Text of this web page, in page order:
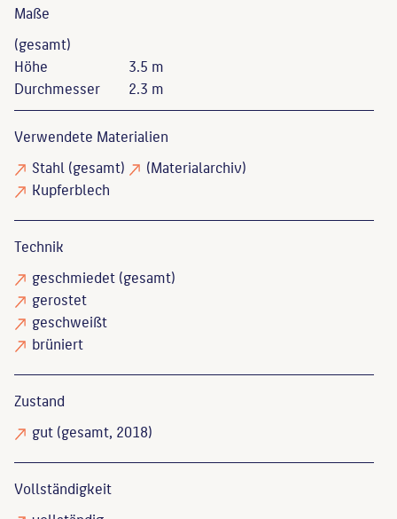
Maße
(gesamt)
Höhe
Durchmesser
3.5 m
2.3 m
Verwendete Materialien
Stahl(gesamt)
(Materialarchiv)
Kupferblech
Technik
geschmiedet(gesamt)
gerostet
geschweißt
brüniert
Zustand
gut(gesamt, 2018)
Vollständigkeit